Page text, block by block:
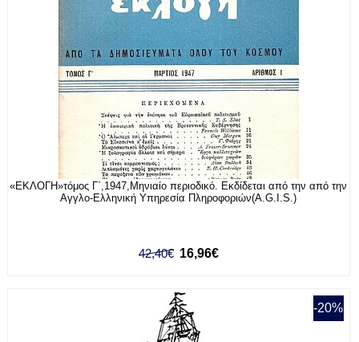
«ΕΚΛΟΓΗ»τόμος Γ΄,1947,Μηνιαίο περιοδικό. Εκδίδεται από την από την
Αγγλο-Ελληνική Υπηρεσία Πληροφοριών(A.G.I.S.)
42,40€ 16,96€
-20%